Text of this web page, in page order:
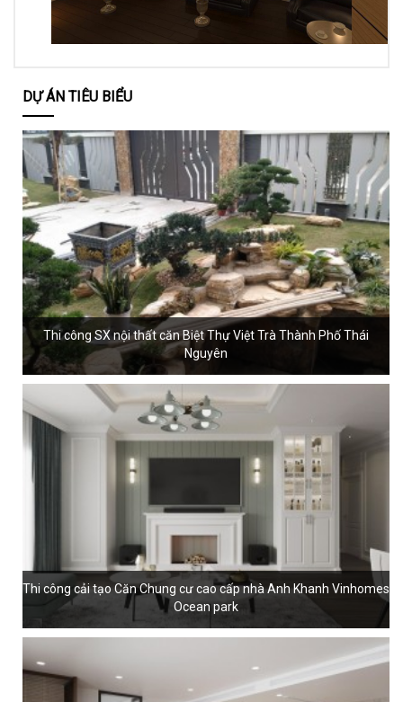
DỰ ÁN TIÊU BIỂU
Thi công SX nội thất căn Biệt Thự Việt Trà Thành Phố Thái
Nguyên
Thi công cải tạo Căn Chung cư cao cấp nhà Anh Khanh Vinhomes
Ocean park